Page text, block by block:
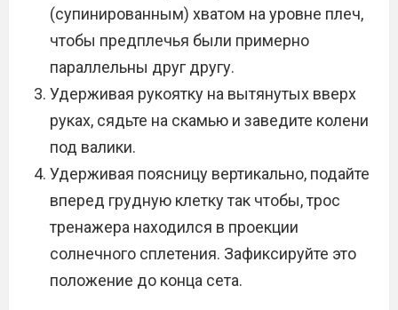
(супинированным) хватом на уровне плеч,
чтобы предплечья были примерно
параллельны друг другу.
Удерживая рукоятку на вытянутых вверх
руках, сядьте на скамью и заведите колени
под валики.
Удерживая поясницу вертикально, подайте
вперед грудную клетку так чтобы, трос
тренажера находился в проекции
солнечного сплетения. Зафиксируйте это
положение до конца сета.